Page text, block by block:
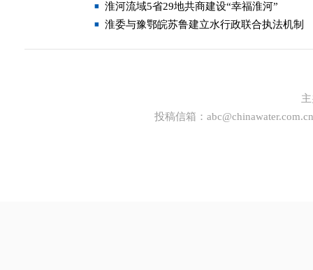
淮河流域5省29地共商建设“幸福淮河”
淮委与豫鄂皖苏鲁建立水行政联合执法机制
投稿信箱： abc@chinawater.com.cn